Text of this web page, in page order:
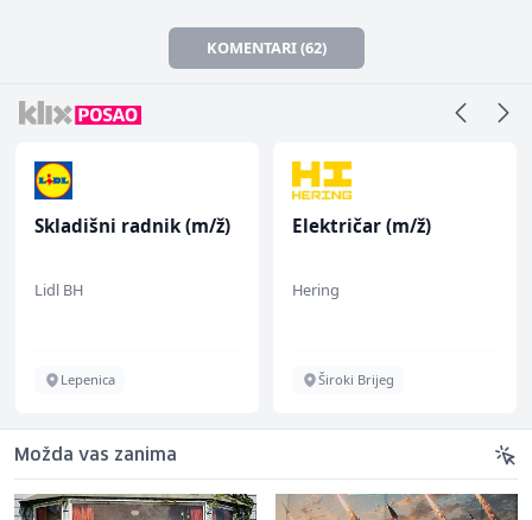
KOMENTARI (62)
Skladišni radnik (m/ž)
Lidl BH
Lepenica
Električar (m/ž)
Hering
Široki Brijeg
Možda vas zanima